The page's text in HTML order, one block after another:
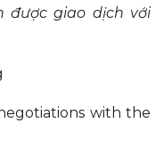
được giao dịch với
with the